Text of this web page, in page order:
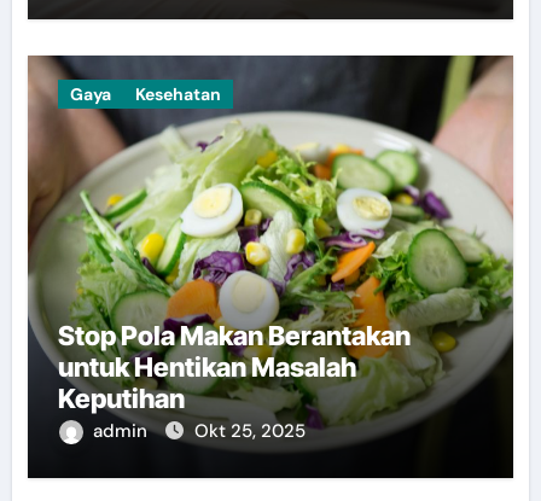
Gaya Kesehatan
Stop Pola Makan Berantakan
untuk Hentikan Masalah
Keputihan
admin Okt 25, 2025